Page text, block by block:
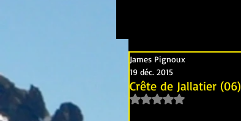
Crête de Jallatier (06)
James Pignoux
19 déc. 2015
Noté NaN étoiles sur 5.